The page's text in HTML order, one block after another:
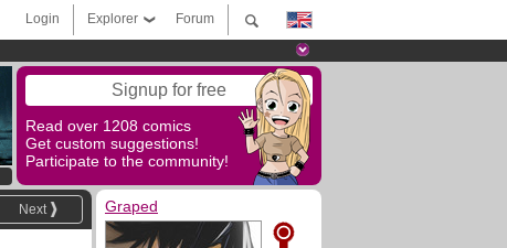
Forum
Explorer
Login
Signup for free
Read over 1208 comics
Get custom suggestions!
Participate to the community!
Next Graped